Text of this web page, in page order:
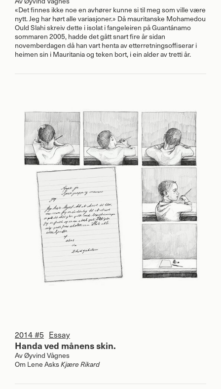
«Det finnes ikke noe en avhører kunne si til meg som ville være
nytt. Jeg har hørt alle variasjoner.» Då mauritanske Mohamedou
Ould Slahi skreiv dette i isolat i fangeleiren på Guantánamo
sommaren 2005, hadde det gått snart fire år sidan
novemberdagen då han vart henta av etterretningsoffiserar i
heimen sin i Mauritania og teken bort, i ein alder av tretti år.
2014 #5 Essay
Handa ved månens skin.
AvØyvind Vågnes
Om Lene AsksKjære Rikard